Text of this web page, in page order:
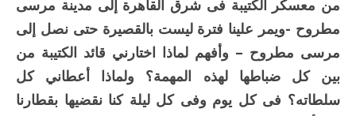
من معسكر الكتيبة فى شرق القاهرة إلى مدينة مرسى
مطروح -ويمر علينا فترة ليست بالقصيرة حتى نصل إلى
مرسى مطروح – وأفهم لماذا اختارني قائد الكتيبة من
بين كل ضباطها لهذه المهمة؟ ولماذا أعطاني كل
سلطاته؟ فى كل يوم وفى كل ليلة كنا نقضيها بقطارنا